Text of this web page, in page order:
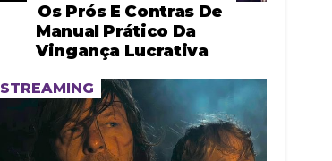
Os Prós E Contras De
Manual Prático Da
Vingança Lucrativa
STREAMING